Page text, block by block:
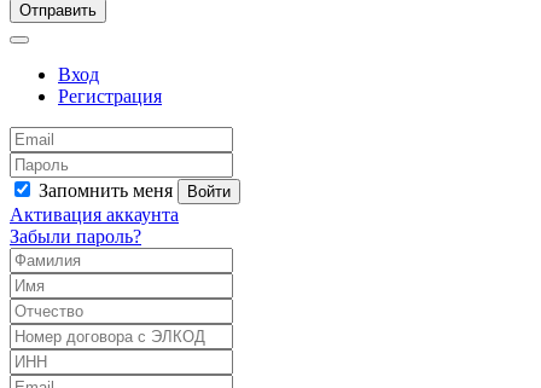
Отправить
Вход
Регистрация
Запомнить меня Войти
Активация аккаунта
Забыли пароль?